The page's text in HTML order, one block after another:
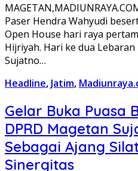
Paser Hendra Wahyudi
Open House hari raya
Hijriyah. Hari ke dua
Sujatno…
Headline, Jatim,
Gelar Buka Puasa
DPRD Magetan
Sebagai Ajang
Sinergitas